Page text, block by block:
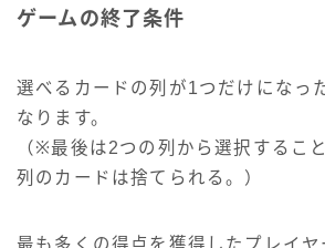
ゲームの終了条件
選べるカードの列が1つだけになっ
なります。
（※最後は2つの列から選択するこ
列のカードは捨てられる。）